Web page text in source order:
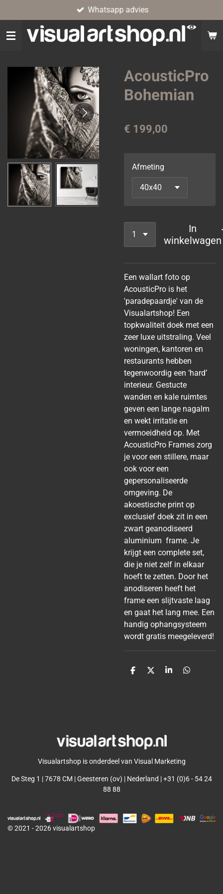
direct
naar
Whatsapp advies
AcousticPro
Bohemian
€ 199,00
Afmeting
In
winkelwagen
Een wallart foto op
AcousticPro is het
'paradepaardje' van de
Visualartshop! Een
topkwaliteit doek met een
zeer luxe uitstraling. Veel
woningen, kantoren en
restaurants hebben
tegenwoordig een ‘hard’
interieur. Gestucte
wanden en kale ruimtes
geven een lange nagalm
en wekt irritatie en
vermoeidheid op. Met
AcousticPro Frames zorg
je voor een stillere, maar
ook voor een
gepersonaliseerde
omgeving. De
akoestische print op
exclusief doek zit in een
zwart geanodiseerd
aluminium frame. Je
krijgt een complete set,
die je niet zelf in elkaar
hoeft te zetten. Door het
anodiseren heeft het
frame een slijtvaste laag
en gaat het lang mee. Een
handig ophangsysteem
wordt gratis meegeleverd!
D
D
S
D
Visualartshop is onderdeel van Visual Marketing
De Steg 1 | 7678 CM | Geesteren (ov) | Nederland | +31 (0)6 - 54 24
88 88
© 2021 - 2026 visualartshop